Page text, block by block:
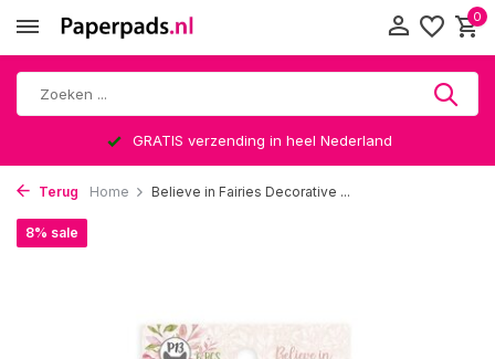
0
GRATIS verzending in heel Nederland
Terug Home Believe in Fairies Decorative ...
8% sale